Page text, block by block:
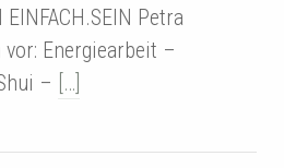
EINFACH.SEIN Petra
Energiearbeit –
– […]